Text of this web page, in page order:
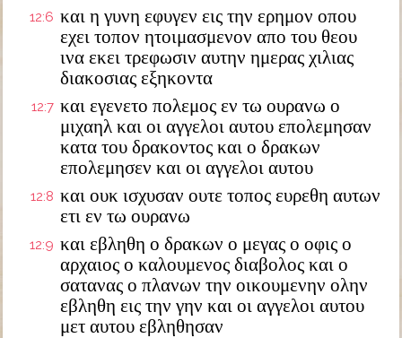
12:6 και η γυνη εφυγεν εις την ερημον οπου
εχει τοπον ητοιμασμενον απο του θεου
ινα εκει τρεφωσιν αυτην ημερας χιλιας
διακοσιας εξηκοντα
12:7 και εγενετο πολεμος εν τω ουρανω ο
μιχαηλ και οι αγγελοι αυτου επολεμησαν
κατα του δρακοντος και ο δρακων
επολεμησεν και οι αγγελοι αυτου
12:8 και ουκ ισχυσαν ουτε τοπος ευρεθη αυτων
ετι εν τω ουρανω
12:9 και εβληθη ο δρακων ο μεγας ο οφις ο
αρχαιος ο καλουμενος διαβολος και ο
σατανας ο πλανων την οικουμενην ολην
εβληθη εις την γην και οι αγγελοι αυτου
μετ αυτου εβληθησαν